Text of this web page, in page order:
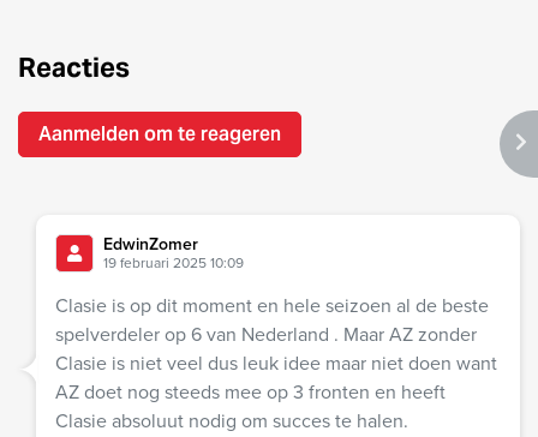
Reacties
Aanmelden om te reageren
EdwinZomer
19 februari 2025 10:09
Clasie is op dit moment en hele seizoen al de beste
spelverdeler op 6 van Nederland . Maar AZ zonder
Clasie is niet veel dus leuk idee maar niet doen want
AZ doet nog steeds mee op 3 fronten en heeft
Clasie absoluut nodig om succes te halen.